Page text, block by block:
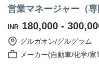
営業マネージャー（
INR 180,000 -
グルガオン/グルグラム
メーカー(自動車/化学/